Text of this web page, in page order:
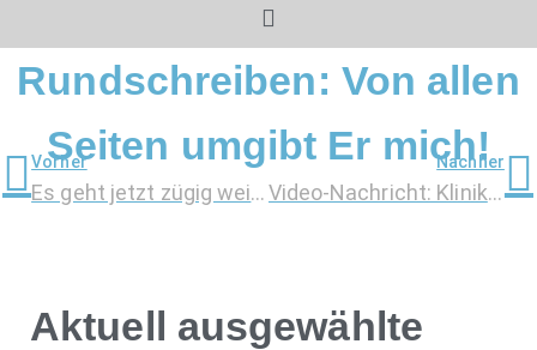
Rundschreiben: Von allen
Seiten umgibt Er mich!
Vorher
Es geht jetzt zügig weiter!
Nachher
Video-Nachricht: Kliniktage USZ
Aktuell ausgewählte